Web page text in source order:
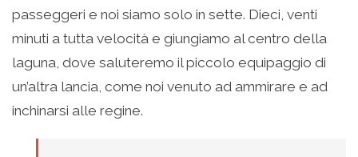
passeggeri e noi siamo solo in sette. Dieci, venti
minuti a tutta velocità e giungiamo al centro della
laguna, dove saluteremo il piccolo equipaggio di
un’altra lancia, come noi venuto ad ammirare e ad
inchinarsi alle regine.